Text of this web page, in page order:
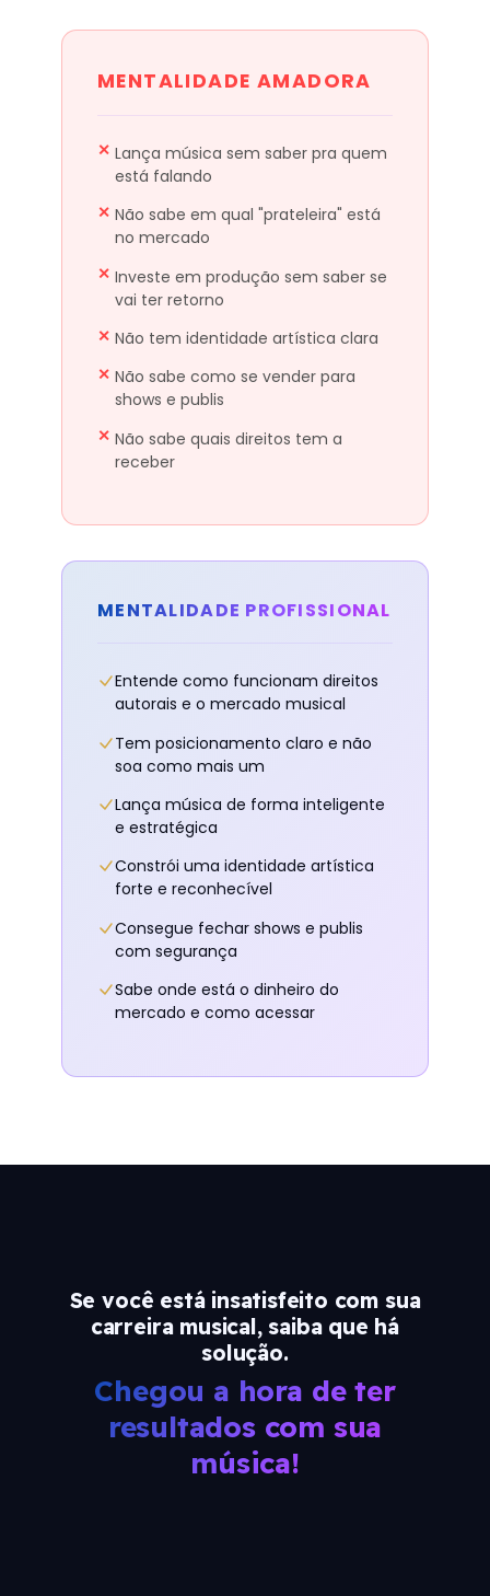
MENTALIDADE AMADORA
Lança música sem saber pra quem
está falando
Não sabe em qual "prateleira" está
no mercado
Investe em produção sem saber se
vai ter retorno
Não tem identidade artística clara
Não sabe como se vender para
shows e publis
Não sabe quais direitos tem a
receber
MENTALIDADE PROFISSIONAL
Entende como funcionam direitos
autorais e o mercado musical
Tem posicionamento claro e não
soa como mais um
Lança música de forma inteligente
e estratégica
Constrói uma identidade artística
forte e reconhecível
Consegue fechar shows e publis
com segurança
Sabe onde está o dinheiro do
mercado e como acessar
Se você está insatisfeito com sua
carreira musical, saiba que há
solução.
Chegou a hora de ter
resultados com sua
música!